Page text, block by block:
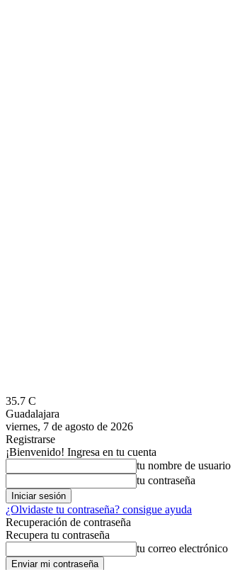
35.7 C
Guadalajara
viernes, 7 de agosto de 2026
Registrarse
¡Bienvenido! Ingresa en tu cuenta
tu nombre de usuario
tu contraseña
¿Olvidaste tu contraseña? consigue ayuda
Recuperación de contraseña
Recupera tu contraseña
tu correo electrónico